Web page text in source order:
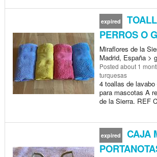
expired
PERROS O
Miraflores de la
Madrid, España >
Posted about 1
turquesas
4 toallas de
para mascotas A
de la Sierra. REF
expired
CAJA